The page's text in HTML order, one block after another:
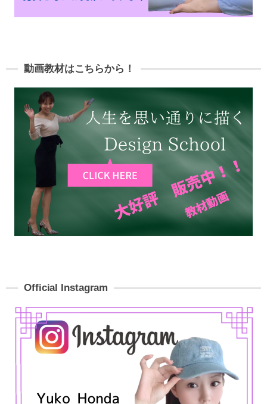
動画教材はこちらから！
Official Instagram